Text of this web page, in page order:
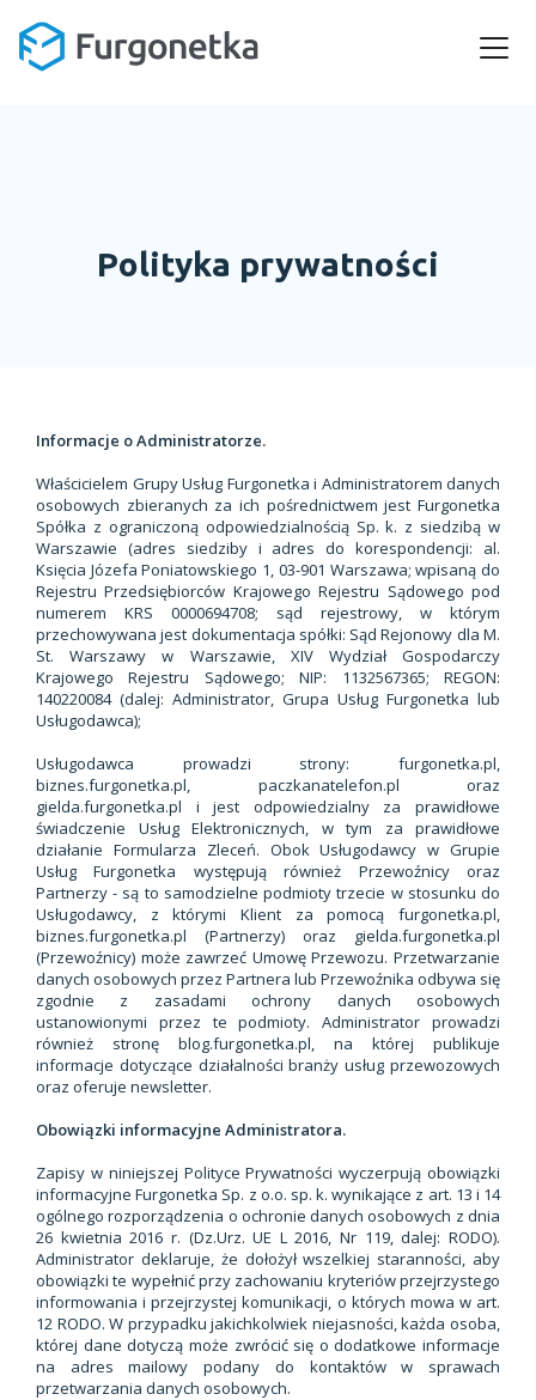
Polityka prywatności
Informacje o Administratorze.
Właścicielem Grupy Usług Furgonetka i Administratorem danych
osobowych zbieranych za ich pośrednictwem jest Furgonetka
Spółka z ograniczoną odpowiedzialnością Sp. k. z siedzibą w
Warszawie (adres siedziby i adres do korespondencji: al.
Księcia Józefa Poniatowskiego 1, 03-901 Warszawa; wpisaną do
Rejestru Przedsiębiorców Krajowego Rejestru Sądowego pod
numerem KRS 0000694708; sąd rejestrowy, w którym
przechowywana jest dokumentacja spółki: Sąd Rejonowy dla M.
St. Warszawy w Warszawie, XIV Wydział Gospodarczy
Krajowego Rejestru Sądowego; NIP: 1132567365; REGON:
140220084 (dalej: Administrator, Grupa Usług Furgonetka lub
Usługodawca);
Usługodawca prowadzi strony: furgonetka.pl,
biznes.furgonetka.pl, paczkanatelefon.pl oraz
gielda.furgonetka.pl i jest odpowiedzialny za prawidłowe
świadczenie Usług Elektronicznych, w tym za prawidłowe
działanie Formularza Zleceń. Obok Usługodawcy w Grupie
Usług Furgonetka występują również Przewoźnicy oraz
Partnerzy - są to samodzielne podmioty trzecie w stosunku do
Usługodawcy, z którymi Klient za pomocą furgonetka.pl,
biznes.furgonetka.pl (Partnerzy) oraz gielda.furgonetka.pl
(Przewoźnicy) może zawrzeć Umowę Przewozu. Przetwarzanie
danych osobowych przez Partnera lub Przewoźnika odbywa się
zgodnie z zasadami ochrony danych osobowych
ustanowionymi przez te podmioty. Administrator prowadzi
również stronę blog.furgonetka.pl, na której publikuje
informacje dotyczące działalności branży usług przewozowych
oraz oferuje newsletter.
Obowiązki informacyjne Administratora.
Zapisy w niniejszej Polityce Prywatności wyczerpują obowiązki
informacyjne Furgonetka Sp. z o.o. sp. k. wynikające z art. 13 i 14
ogólnego rozporządzenia o ochronie danych osobowych z dnia
26 kwietnia 2016 r. (Dz.Urz. UE L 2016, Nr 119, dalej: RODO).
Administrator deklaruje, że dołożył wszelkiej staranności, aby
obowiązki te wypełnić przy zachowaniu kryteriów przejrzystego
informowania i przejrzystej komunikacji, o których mowa w art.
12 RODO. W przypadku jakichkolwiek niejasności, każda osoba,
której dane dotyczą może zwrócić się o dodatkowe informacje
na adres mailowy podany do kontaktów w sprawach
przetwarzania danych osobowych.